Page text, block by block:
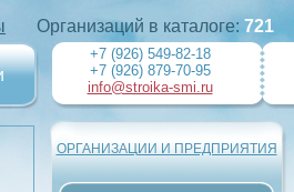
Организаций в каталоге: 721
+7 (926) 549-82-18
+7 (926) 879-70-95
info@stroika-smi.ru
ОРГАНИЗАЦИИ И ПРЕДПРИЯТИЯ